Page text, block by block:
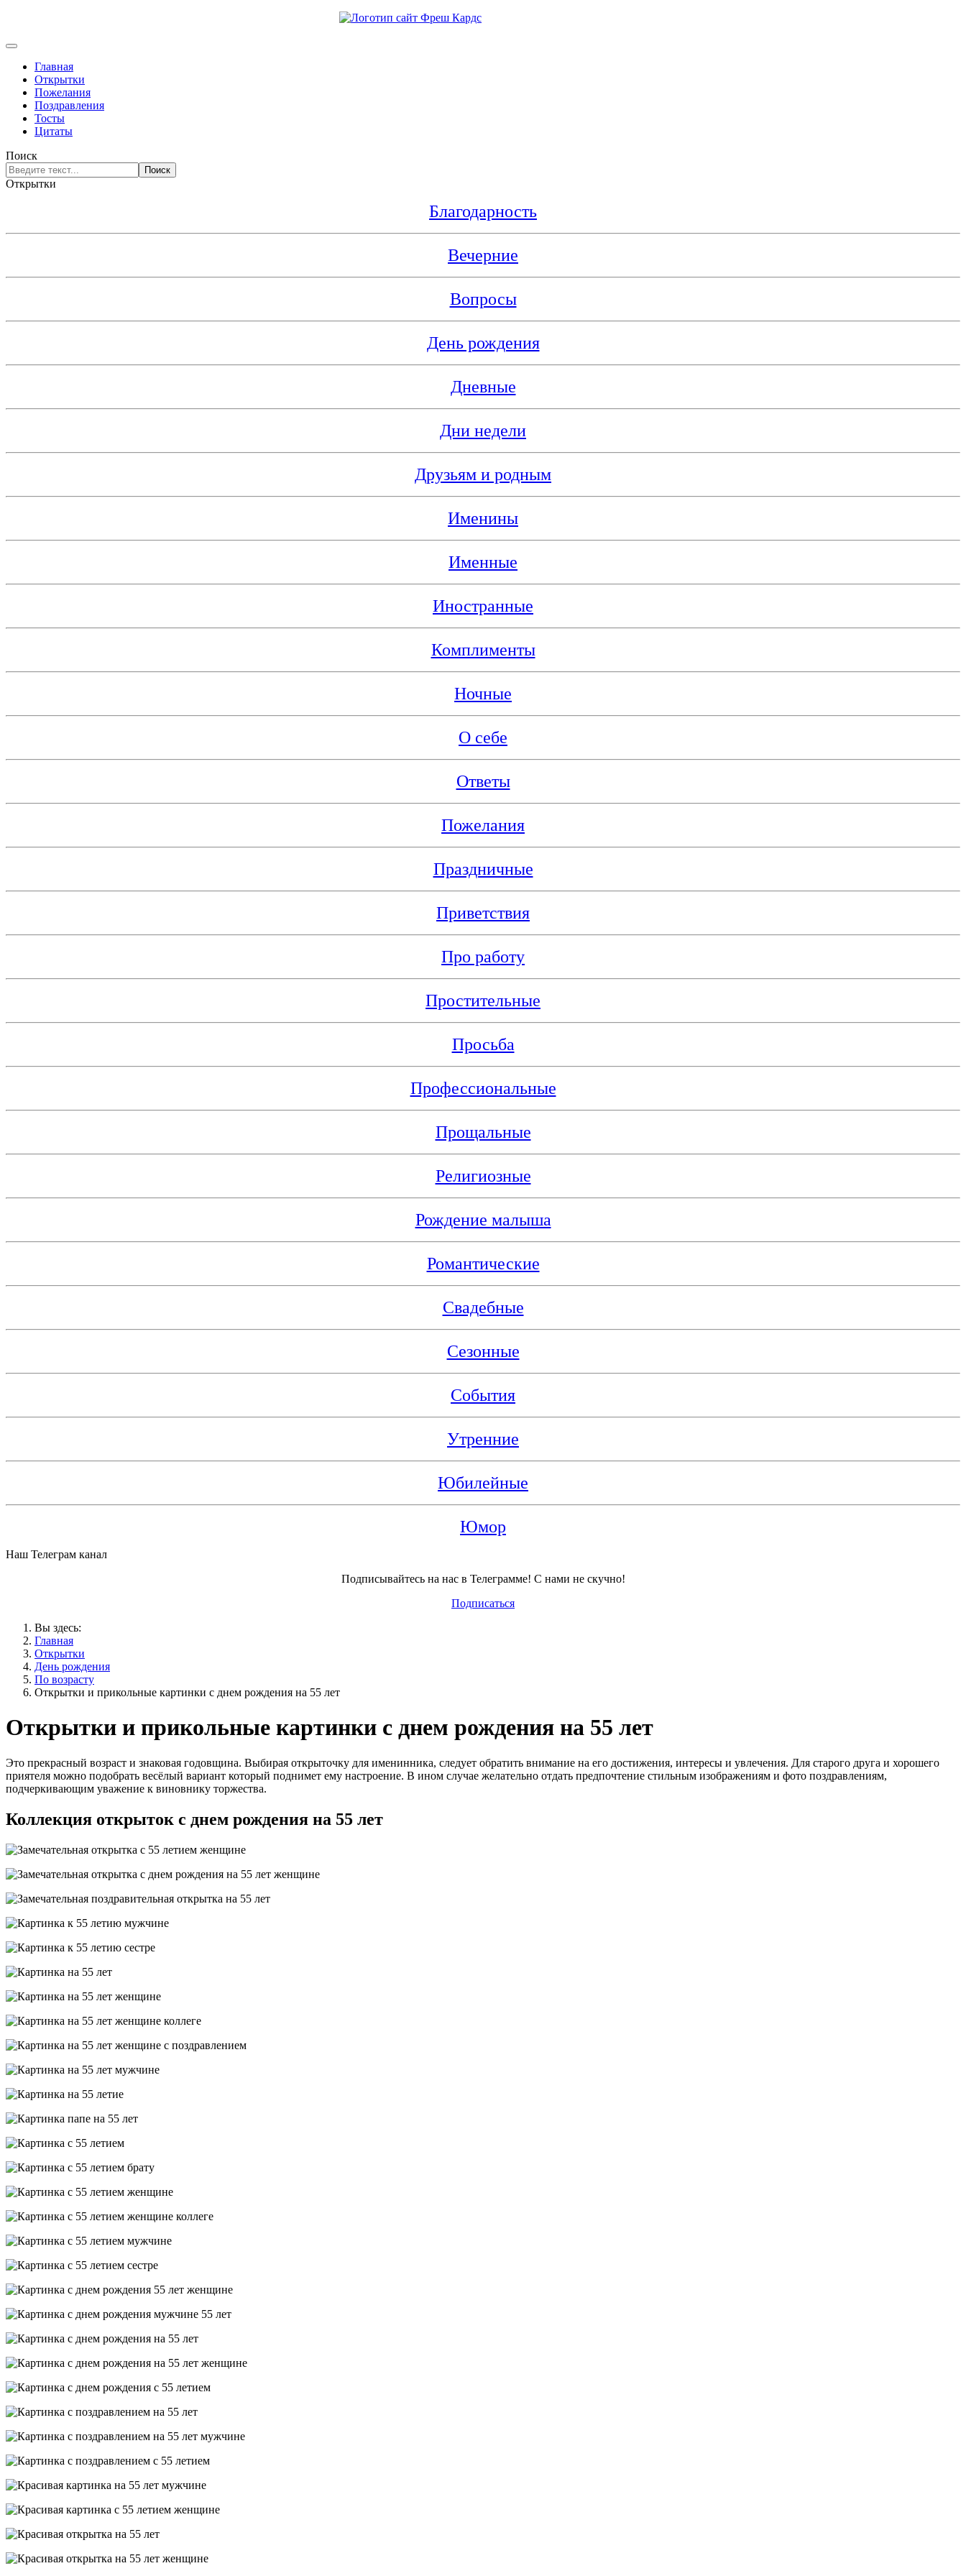
Главная
Открытки
Пожелания
Поздравления
Тосты
Цитаты
Поиск
Поиск
Открытки
Благодарность
Вечерние
Вопросы
День рождения
Дневные
Дни недели
Друзьям и родным
Именины
Именные
Иностранные
Комплименты
Ночные
О себе
Ответы
Пожелания
Праздничные
Приветствия
Про работу
Простительные
Просьба
Профессиональные
Прощальные
Религиозные
Рождение малыша
Романтические
Свадебные
Сезонные
События
Утренние
Юбилейные
Юмор
Наш Телеграм канал
Подписывайтесь на нас в Телеграмме! С нами не скучно!
Подписаться
Вы здесь:
Главная
Открытки
День рождения
По возрасту
Открытки и прикольные картинки с днем рождения на 55 лет
Открытки и прикольные картинки с днем рождения на 55 лет
Это прекрасный возраст и знаковая годовщина. Выбирая открыточку для именинника, следует обратить внимание на его достижения, интересы и увлечения. Для старого друга и хорошего
приятеля можно подобрать весёлый вариант который поднимет ему настроение. В ином случае желательно отдать предпочтение стильным изображениям и фото поздравлениям,
подчеркивающим уважение к виновнику торжества.
Коллекция открыток с днем рождения на 55 лет